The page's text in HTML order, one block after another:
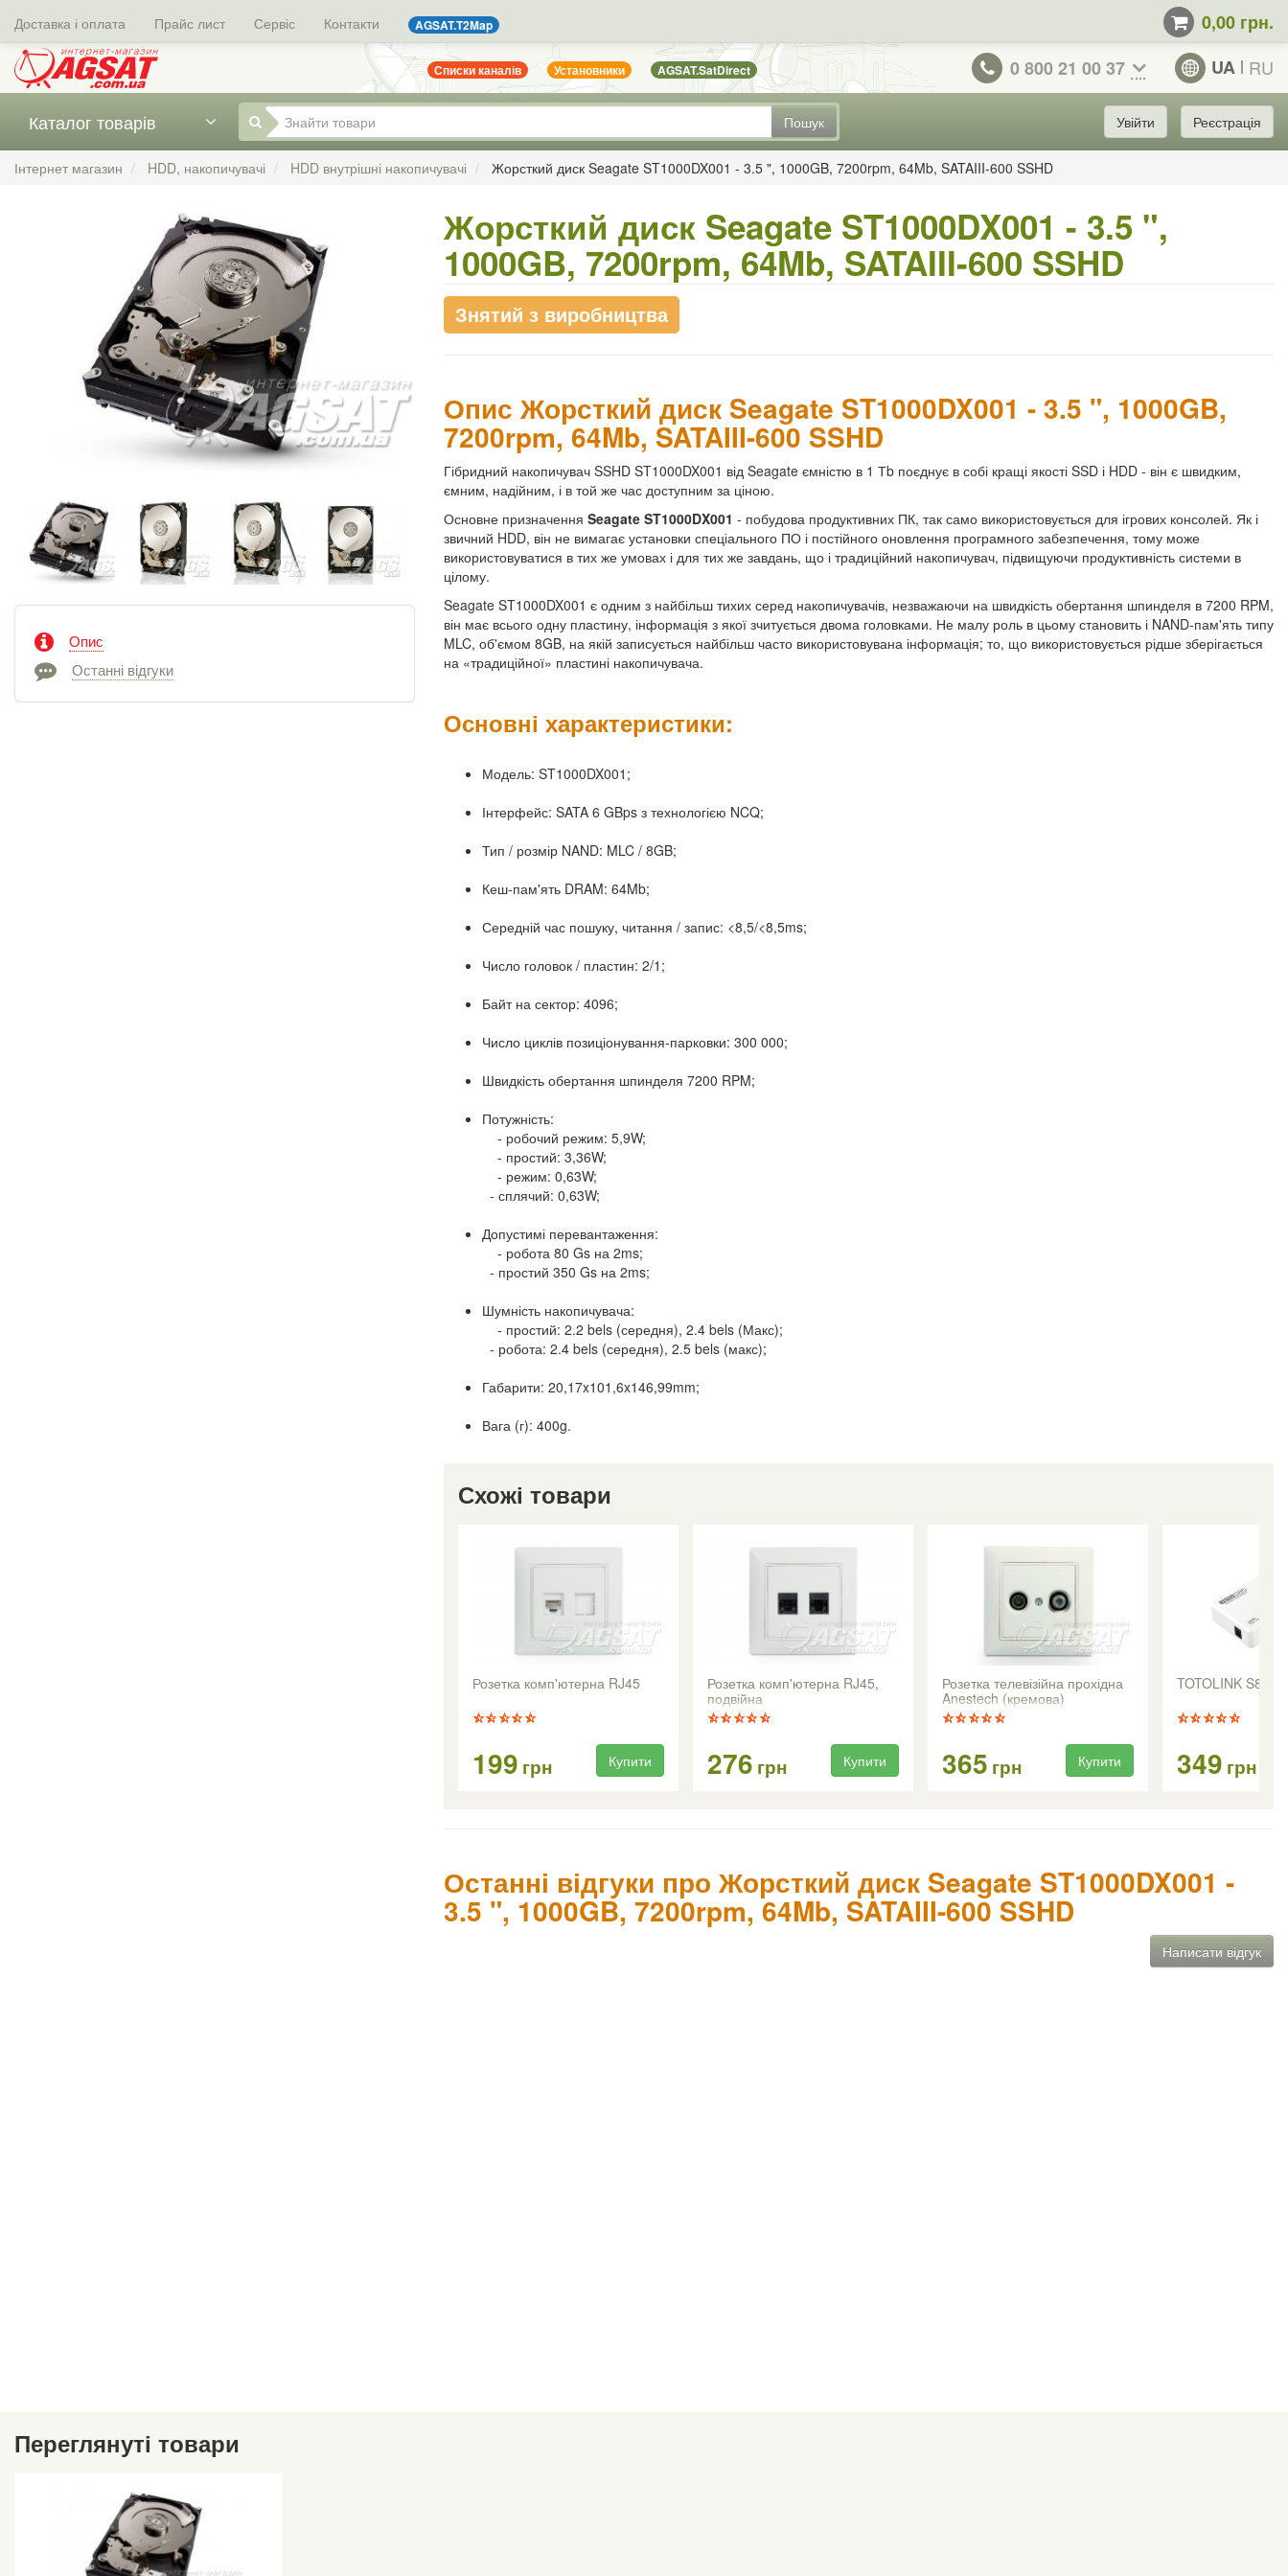
Доставка і оплата Прайс лист Сервіс Контакти AGSAT.T2Map 0,00 грн.
Списки каналів Установники AGSAT.SatDirect 0 800 21 00 37 UA RU
Пошук
Каталог товарів Увійти Реєстрація
Інтернет магазин HDD, накопичувачі HDD внутрішні накопичувачі Жорсткий диск Seagate ST1000DX001 - 3.5 ", 1000GB, 7200rpm, 64Mb, SATAIII-600 SSHD
Опис
Останні відгуки
Жорсткий диск Seagate ST1000DX001 - 3.5 ",
1000GB, 7200rpm, 64Mb, SATAIII-600 SSHD
Знятий з виробництва
Опис Жорсткий диск Seagate ST1000DX001 - 3.5 ", 1000GB,
7200rpm, 64Mb, SATAIII-600 SSHD
Гібридний накопичувач SSHD ST1000DX001 від Seagate ємністю в 1 Тb поєднує в собі кращі якості SSD і HDD - він є швидким,
ємним, надійним, і в той же час доступним за ціною.
Основне призначення Seagate ST1000DX001 - побудова продуктивних ПК, так само використовується для ігрових консолей. Як і
звичний HDD, він не вимагає установки спеціального ПО і постійного оновлення програмного забезпечення, тому може
використовуватися в тих же умовах і для тих же завдань, що і традиційний накопичувач, підвищуючи продуктивність системи в
цілому.
Seagate ST1000DX001 є одним з найбільш тихих серед накопичувачів, незважаючи на швидкість обертання шпинделя в 7200 RPM,
він має всього одну пластину, інформація з якої зчитується двома головками. Не малу роль в цьому становить і NAND-пам'ять типу
MLC, об'ємом 8GB, на якій записується найбільш часто використовувана інформація; то, що використовується рідше зберігається
на «традиційної» пластині накопичувача.
Основні характеристики:
Модель: ST1000DX001;
Інтерфейс: SATA 6 GBps з технологією NCQ;
Тип / розмір NAND: MLC / 8GB;
Кеш-пам'ять DRAM: 64Mb;
Середній час пошуку, читання / запис: <8,5/<8,5ms;
Число головок / пластин: 2/1;
Байт на сектор: 4096;
Число циклів позиціонування-парковки: 300 000;
Швидкість обертання шпинделя 7200 RPM;
Потужність:
- робочий режим: 5,9W;
- простий: 3,36W;
- режим: 0,63W;
- сплячий: 0,63W;
Допустимі перевантаження:
- робота 80 Gs на 2ms;
- простий 350 Gs на 2ms;
Шумність накопичувача:
- простий: 2.2 bels (середня), 2.4 bels (Макс);
- робота: 2.4 bels (середня), 2.5 bels (макс);
Габарити: 20,17x101,6x146,99mm;
Вага (г): 400g.
Схожі товари
Розетка комп'ютерна RJ45
199 грн Купити
Розетка комп'ютерна RJ45,
подвійна
276 грн Купити
Розетка телевізійна прохідна
Anestech (кремова)
365 грн Купити
TOTOLINK S808
349 грн
Останні відгуки про Жорсткий диск Seagate ST1000DX001 -
3.5 ", 1000GB, 7200rpm, 64Mb, SATAIII-600 SSHD
Написати відгук
Переглянуті товари